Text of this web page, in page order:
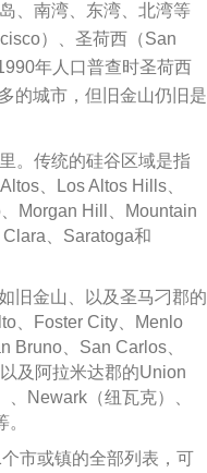
、南湾、东湾、北湾等
）、圣荷西（San
年人口普查时圣荷西
的城市，但旧金山仍旧是
。传统的硅谷区域是指
、Los Altos Hills、
Morgan Hill、Mountain
、Saratoga和
旧金山、以及圣马刁郡的
、Foster City、Menlo
Bruno、San Carlos、
及阿拉米达郡的Union
Newark（纽瓦克）、
市或镇的全部列表，可